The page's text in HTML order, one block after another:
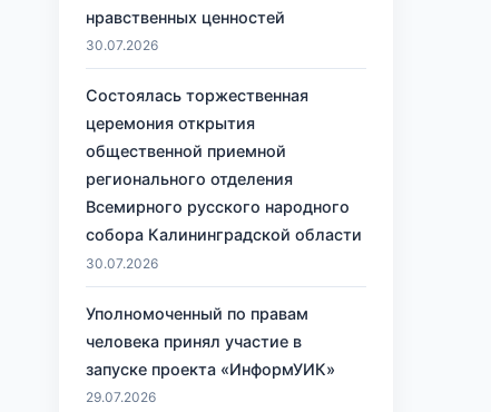
нравственных ценностей
30.07.2026
Состоялась торжественная
церемония открытия
общественной приемной
регионального отделения
Всемирного русского народного
собора Калининградской области
30.07.2026
Уполномоченный по правам
человека принял участие в
запуске проекта «ИнформУИК»
29.07.2026